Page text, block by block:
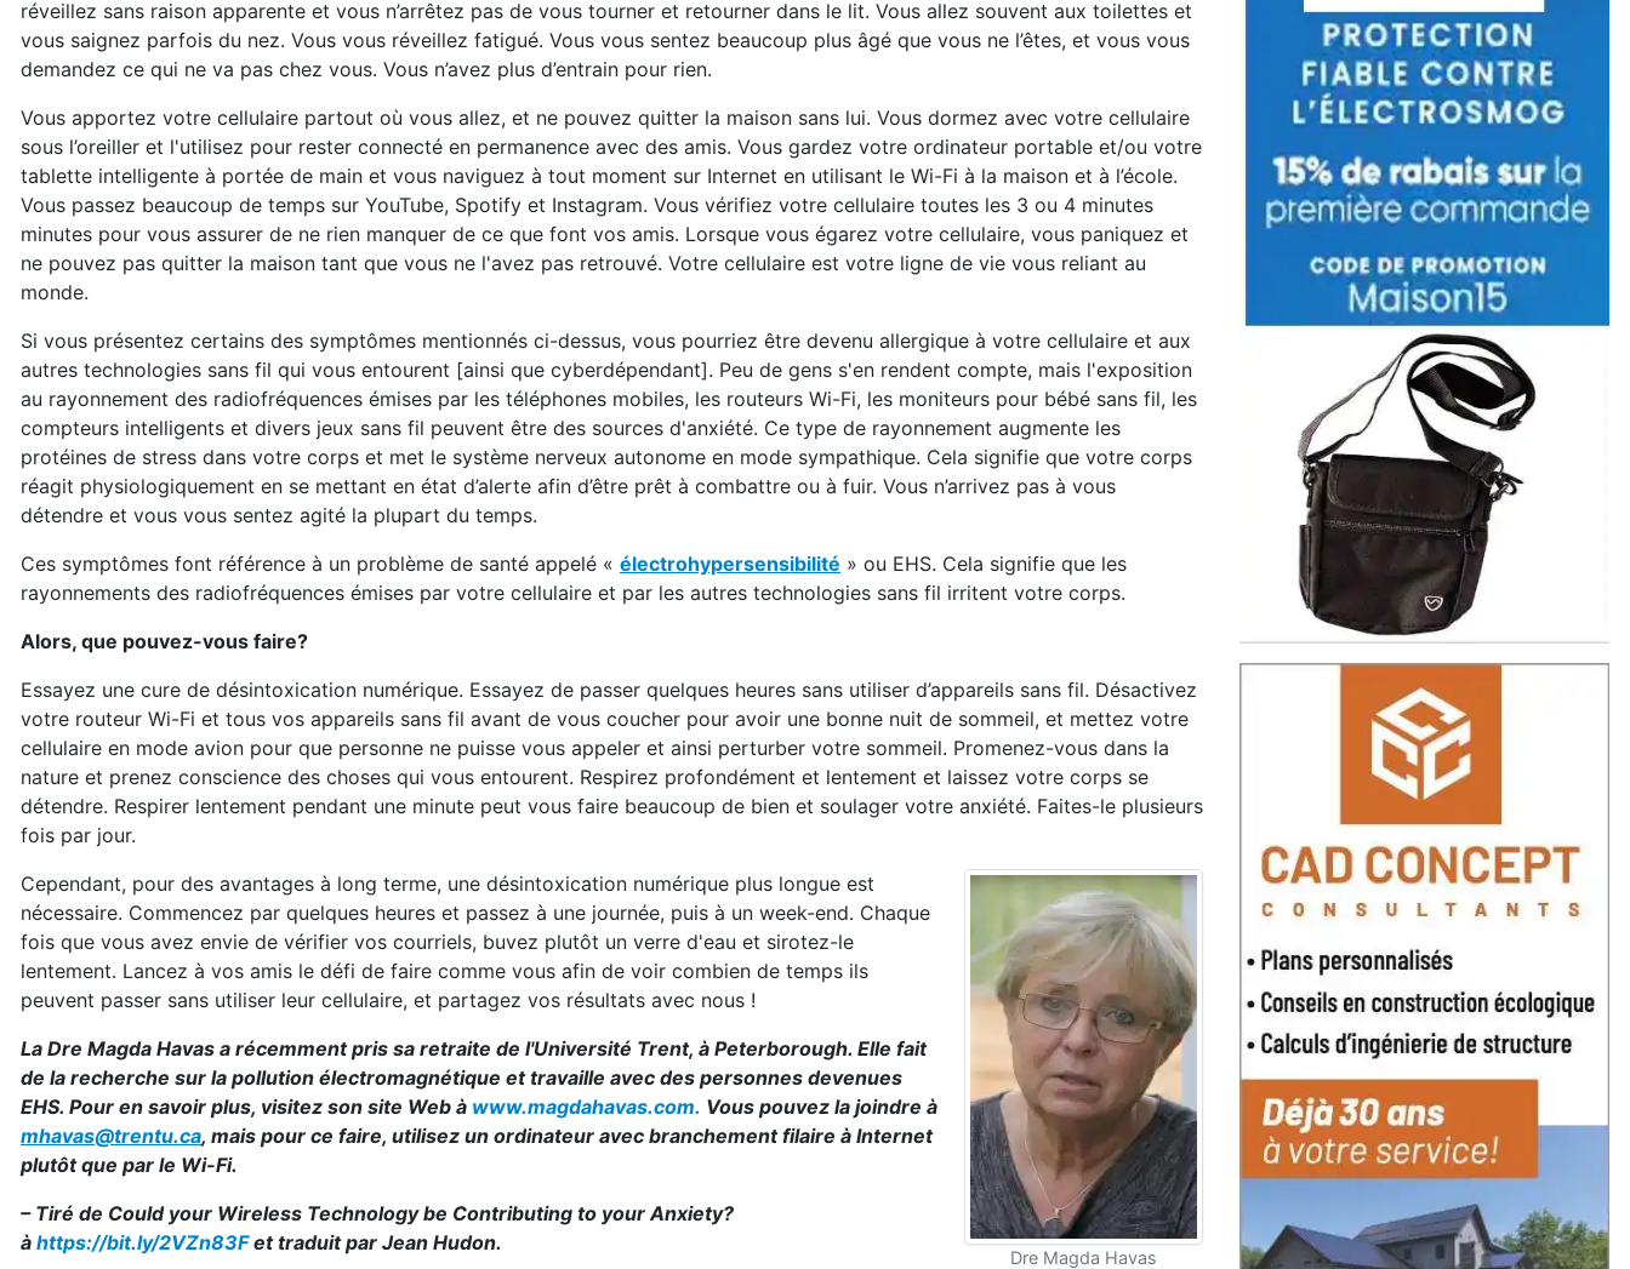
réveillez sans raison apparente et vous n’arrêtez pas de vous tourner et retourner dans le lit. Vous allez souvent aux toilettes et
vous saignez parfois du nez. Vous vous réveillez fatigué. Vous vous sentez beaucoup plus âgé que vous ne l’êtes, et vous vous
demandez ce qui ne va pas chez vous. Vous n’avez plus d’entrain pour rien.
Vous apportez votre cellulaire partout où vous allez, et ne pouvez quitter la maison sans lui. Vous dormez avec votre cellulaire
sous l’oreiller et l'utilisez pour rester connecté en permanence avec des amis. Vous gardez votre ordinateur portable et/ou votre
tablette intelligente à portée de main et vous naviguez à tout moment sur Internet en utilisant le Wi-Fi à la maison et à l’école.
Vous passez beaucoup de temps sur YouTube, Spotify et Instagram. Vous vérifiez votre cellulaire toutes les 3 ou 4 minutes
minutes pour vous assurer de ne rien manquer de ce que font vos amis. Lorsque vous égarez votre cellulaire, vous paniquez et
ne pouvez pas quitter la maison tant que vous ne l'avez pas retrouvé. Votre cellulaire est votre ligne de vie vous reliant au
monde.
Si vous présentez certains des symptômes mentionnés ci-dessus, vous pourriez être devenu allergique à votre cellulaire et aux
autres technologies sans fil qui vous entourent [ainsi que cyberdépendant]. Peu de gens s'en rendent compte, mais l'exposition
au rayonnement des radiofréquences émises par les téléphones mobiles, les routeurs Wi-Fi, les moniteurs pour bébé sans fil, les
compteurs intelligents et divers jeux sans fil peuvent être des sources d'anxiété. Ce type de rayonnement augmente les
protéines de stress dans votre corps et met le système nerveux autonome en mode sympathique. Cela signifie que votre corps
réagit physiologiquement en se mettant en état d’alerte afin d’être prêt à combattre ou à fuir. Vous n’arrivez pas à vous
détendre et vous vous sentez agité la plupart du temps.
Ces symptômes font référence à un problème de santé appelé « électrohypersensibilité » ou EHS. Cela signifie que les
rayonnements des radiofréquences émises par votre cellulaire et par les autres technologies sans fil irritent votre corps.
Alors, que pouvez-vous faire?
Essayez une cure de désintoxication numérique. Essayez de passer quelques heures sans utiliser d’appareils sans fil. Désactivez
votre routeur Wi-Fi et tous vos appareils sans fil avant de vous coucher pour avoir une bonne nuit de sommeil, et mettez votre
cellulaire en mode avion pour que personne ne puisse vous appeler et ainsi perturber votre sommeil. Promenez-vous dans la
nature et prenez conscience des choses qui vous entourent. Respirez profondément et lentement et laissez votre corps se
détendre. Respirer lentement pendant une minute peut vous faire beaucoup de bien et soulager votre anxiété. Faites-le plusieurs
fois par jour.
Dre Magda Havas
Cependant, pour des avantages à long terme, une désintoxication numérique plus longue est
nécessaire. Commencez par quelques heures et passez à une journée, puis à un week-end. Chaque
fois que vous avez envie de vérifier vos courriels, buvez plutôt un verre d'eau et sirotez-le
lentement. Lancez à vos amis le défi de faire comme vous afin de voir combien de temps ils
peuvent passer sans utiliser leur cellulaire, et partagez vos résultats avec nous !
La Dre Magda Havas a récemment pris sa retraite de l'Université Trent, à Peterborough. Elle fait
de la recherche sur la pollution électromagnétique et travaille avec des personnes devenues
EHS. Pour en savoir plus, visitez son site Web à www.magdahavas.com. Vous pouvez la joindre à
mhavas@trentu.ca, mais pour ce faire, utilisez un ordinateur avec branchement filaire à Internet
plutôt que par le Wi-Fi.
– Tiré de Could your Wireless Technology be Contributing to your Anxiety?
à https://bit.ly/2VZn83Fet traduit par Jean Hudon.